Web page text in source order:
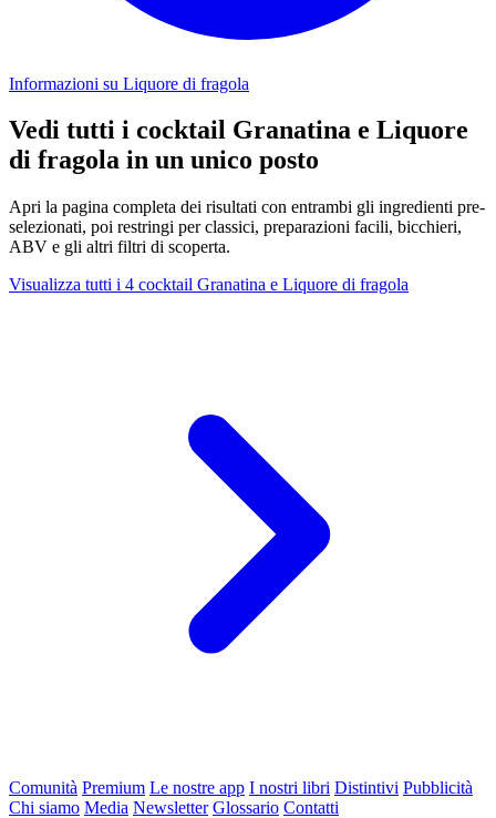
Informazioni su Liquore di fragola
Vedi tutti i cocktail Granatina e Liquore
di fragola in un unico posto
Apri la pagina completa dei risultati con entrambi gli ingredienti pre-
selezionati, poi restringi per classici, preparazioni facili, bicchieri,
ABV e gli altri filtri di scoperta.
Visualizza tutti i 4 cocktail Granatina e Liquore di fragola
Comunità Premium Le nostre app I nostri libri Distintivi Pubblicità
Chi siamo Media Newsletter Glossario Contatti